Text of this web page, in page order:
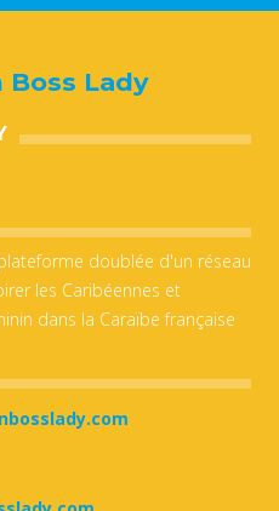
Boss Lady
doublée d'un réseau
les Caribéennes et
dans la Caraïbe française